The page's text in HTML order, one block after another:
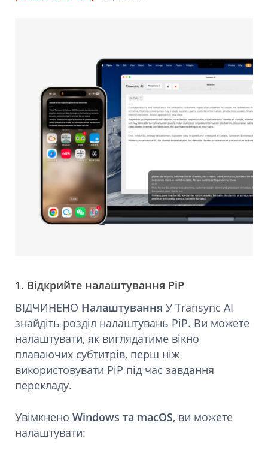
1. Відкрийте налаштування PiP
ВІДЧИНЕНО Налаштування У Transync AI
знайдіть розділ налаштувань PiP. Ви можете
налаштувати, як виглядатиме вікно
плаваючих субтитрів, перш ніж
використовувати PiP під час завдання
перекладу.
Увімкнено Windows та macOS, ви можете
налаштувати: